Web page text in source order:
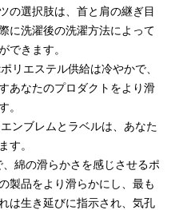
の選択肢は、首と肩の継ぎ目
に洗濯後の洗濯方法によって
できます。
リエステル供給は冷やかで、
あなたのプロダクトをより滑
。
ンブレムとラベルは、あなた
す。
綿の滑らかさを感じさせるポ
製品をより滑らかにし、最も
は生き延びに指示され、気孔